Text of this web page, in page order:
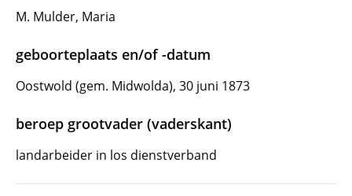
M. Mulder, Maria
geboorteplaats en/of -datum
Oostwold (gem. Midwolda), 30 juni 1873
beroep grootvader (vaderskant)
landarbeider in los dienstverband